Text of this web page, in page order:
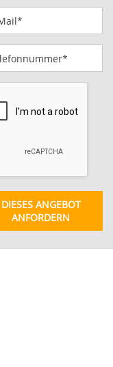
DIESES ANGEBOT
ANFORDERN